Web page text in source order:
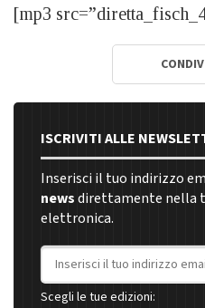
[mp3
ISCRIVITI ALLE
Inserisci il tuo indirizzo
newsdirettamente nella
elettronica.
Indirizzo email
Scegli le tue edizioni: